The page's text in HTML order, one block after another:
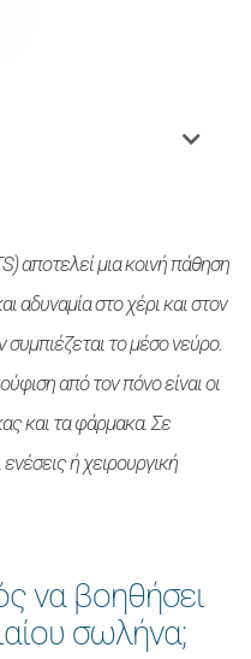
αποτελεί μια κοινή πάθηση
αδυναμία στο χέρι και στον
το μέσο νεύρο.
από τον πόνο είναι οι
και τα φάρμακα. Σε
ή χειρουργική
να βοηθήσει
σωλήνα;